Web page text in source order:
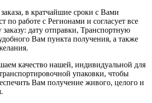
в кратчайшие сроки с Вами
по работе с Регионами и согласует все
дату отправки, Транспортную
Вам пункта получения, а также
качество нашей, индивидуальной для
упаковки, чтобы
Вам получение живого, целого и